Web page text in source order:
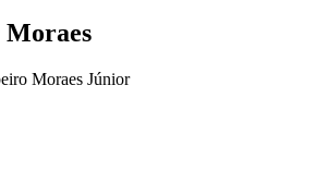
Moraes Júnior